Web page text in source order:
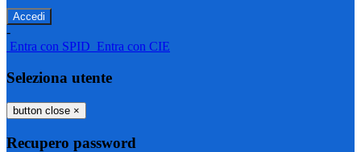
-
Entra con SPID Entra con CIE
Seleziona utente
button close ×
Recupero password